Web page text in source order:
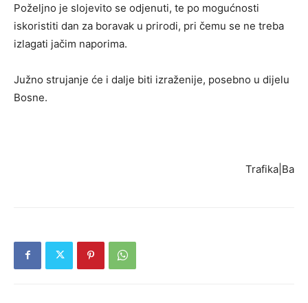
Poželjno je slojevito se odjenuti, te po mogućnosti
iskoristiti dan za boravak u prirodi, pri čemu se ne treba
izlagati jačim naporima.
Južno strujanje će i dalje biti izraženije, posebno u dijelu
Bosne.
Trafika|Ba